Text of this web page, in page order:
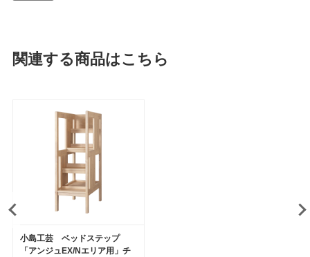
関連する商品はこちら
小島工芸 ベッドステップ
「アンジュEX/Nエリア用」チ